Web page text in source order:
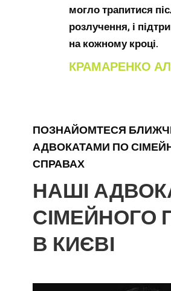
могло трапитися
розлучення, і
на кожному кроці.
КРАМАРЕНКО
ПОЗНАЙОМТЕСЯ
АДВОКАТАМИ ПО
СПРАВАХ
НАШІ
СІМЕЙНОГО
В КИЄВІ